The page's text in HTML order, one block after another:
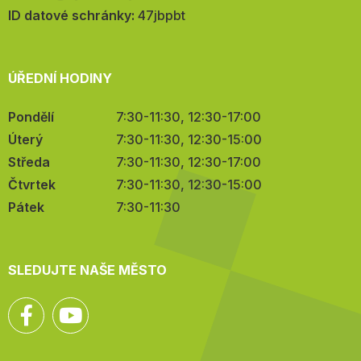
mail:
ID datové schránky: 47jbpbt
ÚŘEDNÍ HODINY
Pondělí
7:30-11:30, 12:30-17:00
Úterý
7:30-11:30, 12:30-15:00
Středa
7:30-11:30, 12:30-17:00
Čtvrtek
7:30-11:30, 12:30-15:00
Pátek
7:30-11:30
SLEDUJTE NAŠE MĚSTO
Facebook